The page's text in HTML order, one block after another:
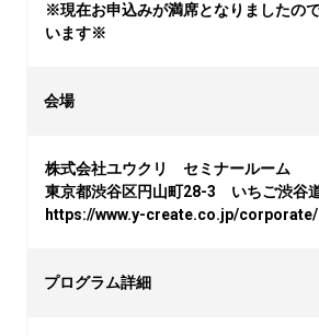
※現在お申込みが満席となりましたの
います※
会場
株式会社ユウクリ　セミナールーム
東京都渋谷区円山町28-3　いちご渋谷
https://www.y-create.co.jp/
プログラム詳細